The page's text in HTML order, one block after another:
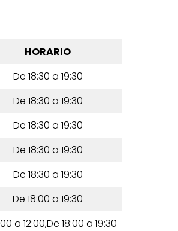
HORARIO
De 18:30 a 19:30
De 18:30 a 19:30
De 18:30 a 19:30
De 18:30 a 19:30
De 18:30 a 19:30
De 18:00 a 19:30
a 12:00,De 18:00 a 19:30